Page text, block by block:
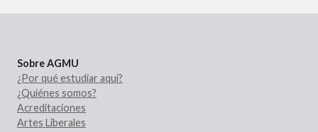
Sobre AGMU
¿Por qué estudiar aquí?
¿Quiénes somos?
Acreditaciones
Artes Liberales